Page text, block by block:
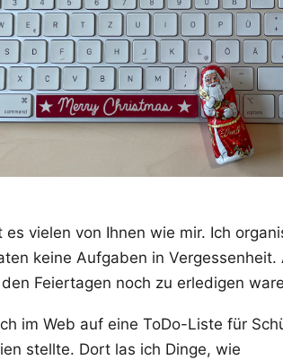
es vielen von Ihnen wie mir. Ich
keine Aufgaben in
Feiertagen noch zu erledigen
im Web auf eine ToDo-Liste für
stellte. Dort las ich Dinge, wie